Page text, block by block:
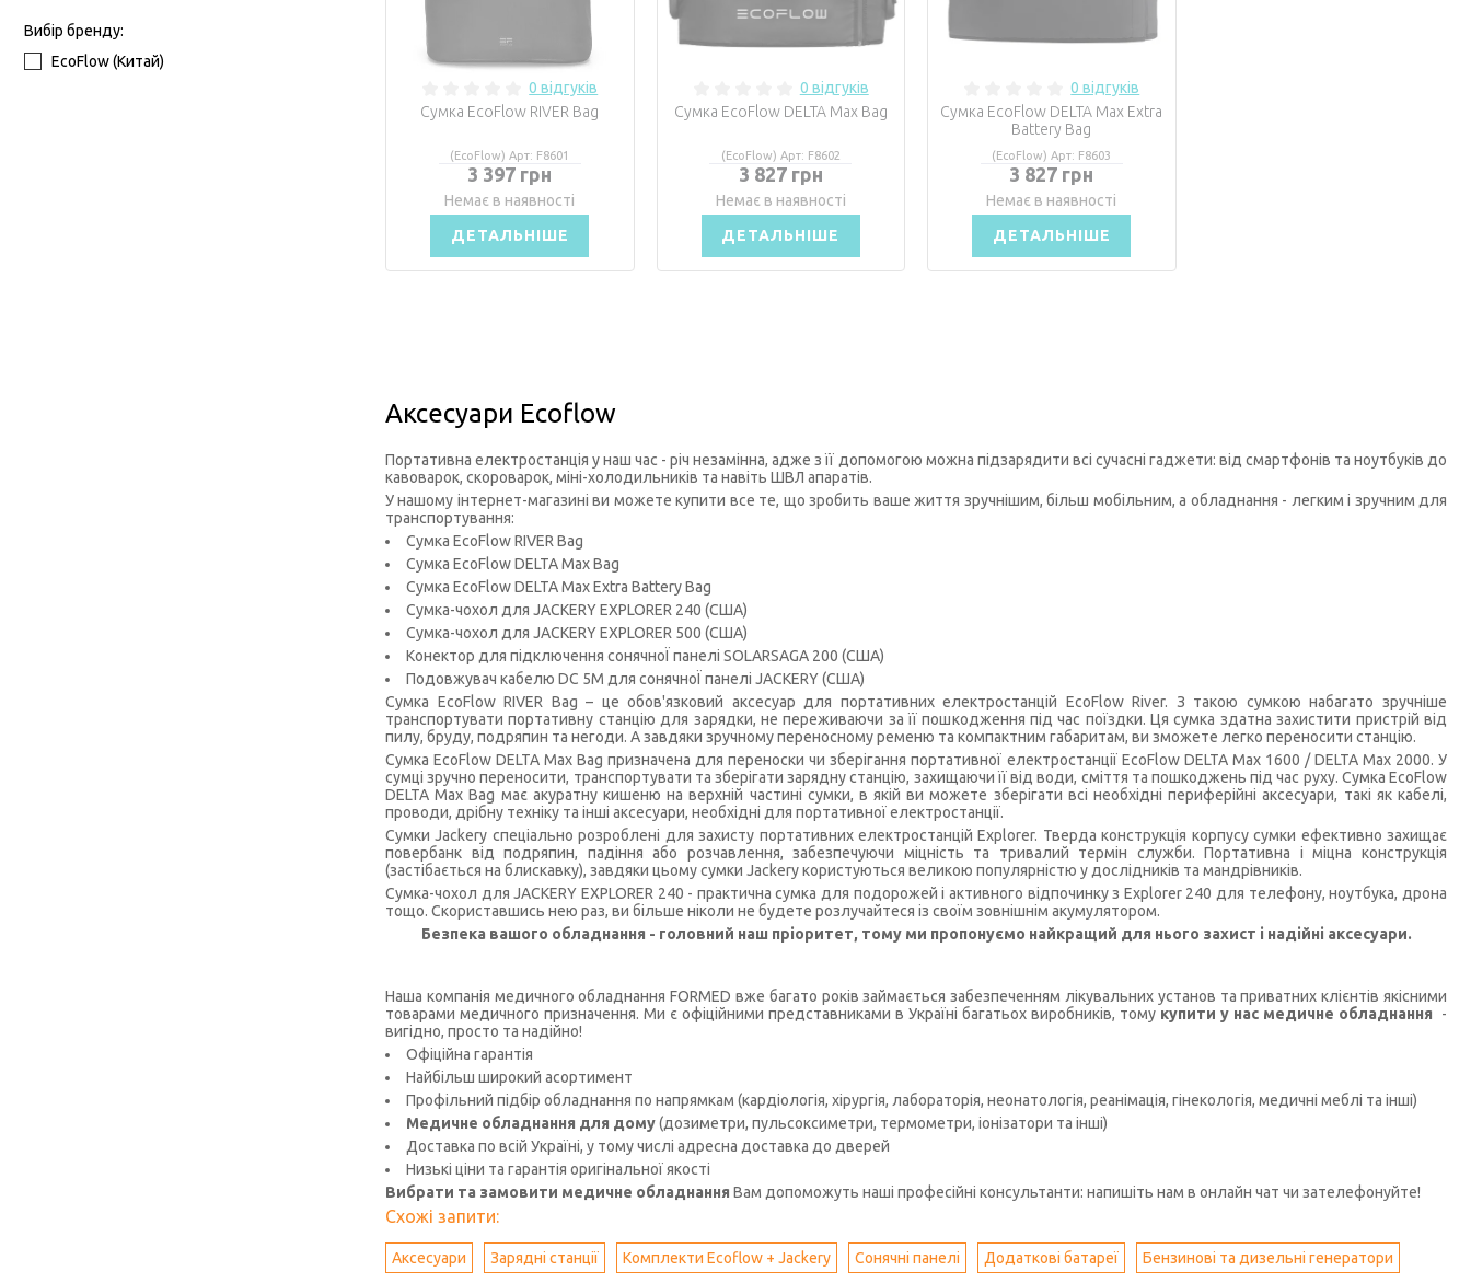
0 відгуків
Сумка EcoFlow RIVER Bag
(EcoFlow) Арт: F8601
3 397 грн
Немає в наявності
ДЕТАЛЬНІШЕ
0 відгуків
Сумка EcoFlow DELTA Max Bag
(EcoFlow) Арт: F8602
3 827 грн
Немає в наявності
ДЕТАЛЬНІШЕ
0 відгуків
Сумка EcoFlow DELTA Max Extra
Battery Bag
(EcoFlow) Арт: F8603
3 827 грн
Немає в наявності
ДЕТАЛЬНІШЕ
Аксесуари Ecoflow
Портативна електростанція у наш час - річ незамінна, адже з її допомогою можна підзарядити всі сучасні гаджети: від смартфонів та ноутбуків до
кавоварок, скороварок, міні-холодильників та навіть ШВЛ апаратів.
У нашому інтернет-магазині ви можете купити все те, що зробить ваше життя зручнішим, більш мобільним, а обладнання - легким і зручним для
транспортування:
Сумка EcoFlow RIVER Bag
Сумка EcoFlow DELTA Max Bag
Сумка EcoFlow DELTA Max Extra Battery Bag
Сумка-чохол для JACKERY EXPLORER 240 (США)
Сумка-чохол для JACKERY EXPLORER 500 (США)
Конектор для підключення сонячноЇ панелі SOLARSAGA 200 (США)
Подовжувач кабелю DC 5M для сонячноЇ панелі JACKERY (США)
Сумка EcoFlow RIVER Bag – це обов'язковий аксесуар для портативних електростанцій EcoFlow River. З такою сумкою набагато зручніше
транспортувати портативну станцію для зарядки, не переживаючи за її пошкодження під час поїздки. Ця сумка здатна захистити пристрій від
пилу, бруду, подряпин та негоди. А завдяки зручному переносному ременю та компактним габаритам, ви зможете легко переносити станцію.
Сумка EcoFlow DELTA Max Bag призначена для переноски чи зберігання портативної електростанції EcoFlow DELTA Max 1600 / DELTA Max 2000. У
сумці зручно переносити, транспортувати та зберігати зарядну станцію, захищаючи її від води, сміття та пошкоджень під час руху. Сумка EcoFlow
DELTA Max Bag має акуратну кишеню на верхній частині сумки, в якій ви можете зберігати всі необхідні периферійні аксесуари, такі як кабелі,
проводи, дрібну техніку та інші аксесуари, необхідні для портативної електростанції.
Сумки Jackery спеціально розроблені для захисту портативних електростанцій Explorer. Тверда конструкція корпусу сумки ефективно захищає
повербанк від подряпин, падіння або розчавлення, забезпечуючи міцність та тривалий термін служби. Портативна і міцна конструкція
(застібається на блискавку), завдяки цьому сумки Jackery користуються великою популярністю у дослідників та мандрівників.
Сумка-чохол для JACKERY EXPLORER 240 - практична сумка для подорожей і активного відпочинку з Explorer 240 для телефону, ноутбука, дрона
тощо. Скориставшись нею раз, ви більше ніколи не будете розлучайтеся із своїм зовнішнім акумулятором.
Безпека вашого обладнання - головний наш пріоритет, тому ми пропонуємо найкращий для нього захист і надійні аксесуари.
Наша компанія медичного обладнання FORMED вже багато років займається забезпеченням лікувальних установ та приватних клієнтів якісними
товарами медичного призначення. Ми є офіційними представниками в Україні багатьох виробників, тому купити у нас медичне обладнання
-
вигідно, просто та надійно!
Офіційна гарантія
Найбільш широкий асортимент
Профільний підбір обладнання по напрямкам (кардіологія, хірургія, лабораторія, неонатологія, реанімація, гінекологія, медичні меблі та інші)
Медичне обладнання для дому(дозиметри, пульсоксиметри, термометри, іонізатори та інші)
Доставка по всій Україні, у тому числі адресна доставка до дверей
Низькі ціни та гарантія оригінальної якості
Вибрати та замовити медичне обладнання Вам допоможуть наші професійні консультанти: напишіть нам в онлайн чат чи зателефонуйте!
Схожі запити:
Аксесуари Зарядні станції Комплекти Ecoflow + Jackery Сонячні панелі Додаткові батареї Бензинові та дизельні генератори
Вибір бренду:
EcoFlow (Китай)